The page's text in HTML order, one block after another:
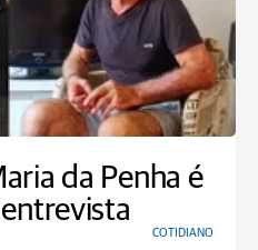
da Penha é
COTIDIANO